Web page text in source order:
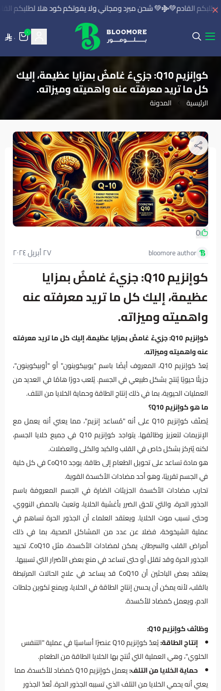
القادم💚 💚 شحن مبرد ومجاني ولا يفوتكم كود هلا لطلبكم
بلومور | BLOOMORE
٠
٠
كوإنزيم Q10: جزيءٌ غامضٌ بمزايا عظيمة، إليك
كل ما تريد معرفته عنه واهميته وميزاته.
الرئيسية المدونة
0
bloomore author ٢٧ أبريل ٢٠٢٤
كوإنزيم Q10: جزيءٌ غامضٌ بمزايا
عظيمة، إليك كل ما تريد معرفته عنه
واهميته وميزاته.
كوإنزيم Q10: جزيءٌ غامضٌ بمزايا عظيمة، إليك كل ما تريد معرفته
عنه واهميته وميزاته.
يُعدّ كوإنزيم Q10، المعروف أيضًا باسم "يوبيكوينون" أو "أوبيكوينون"،
جزيئًا حيويًا يُنتج بشكل طبيعي في الجسم. يُلعب دورًا هامًا في العديد من
العمليات الحيوية، بما في ذلك إنتاج الطاقة وحماية الخلايا من التلف.
ما هو كوإنزيم Q10؟
يُصنّف كوإنزيم Q10 على أنه "مُساعد إنزيم"، مما يعني أنه يعمل مع
الإنزيمات لتعزيز وظائفها. يتواجد كوإنزيم Q10 في جميع خلايا الجسم،
لكنه يُتركز بشكل خاص في القلب والكبد والكلى والعضلات.
هو مادة تساعد على تحويل الطعام إلى طاقة. يوجد CoQ10 في كل خلية
في الجسم تقريبًا، وهو أحد مضادات الأكسدة القوية.
تحارب مضادات الأكسدة الجزيئات الضارة في الجسم المعروفة باسم
الجذور الحرة، والتي تلحق الضرر بأغشية الخلايا، وتعبث بالحمض النووي،
وحتى تسبب موت الخلايا. ويعتقد العلماء أن الجذور الحرة تساهم في
عملية الشيخوخة، فضلا عن عدد من المشاكل الصحية، بما في ذلك
أمراض القلب والسرطان. يمكن لمضادات الأكسدة، مثل CoQ10، تحييد
الجذور الحرة وقد تقلل أو حتى تساعد في منع بعض الأضرار التي تسببها.
يعتقد بعض الباحثين أن CoQ10 قد يساعد في علاج الحالات المرتبطة
بالقلب، لأنه يمكن أن يحسن إنتاج الطاقة في الخلايا، ويمنع تكوين جلطات
الدم، ويعمل كمضاد للأكسدة.
وظائف كوإنزيم Q10:
إنتاج الطاقة:
يُعدّ كوإنزيم Q10 عنصرًا أساسيًا في عملية "التنفس
الخلوي"، وهي العملية التي تُنتج بها الخلايا الطاقة من الطعام.
حماية الخلايا من التلف:
يعمل كوإنزيم Q10 كمضاد للأكسدة، مما
يعني أنه يحمي الخلايا من التلف الذي تسببه الجذور الحرة. تُعدّ الجذور